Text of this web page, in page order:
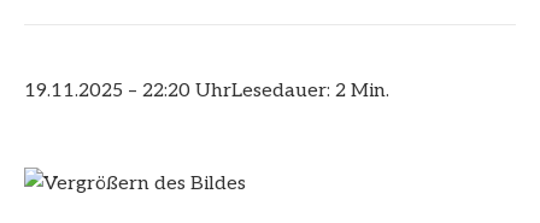
19.11.2025 – 22:20 UhrLesedauer: 2 Min.